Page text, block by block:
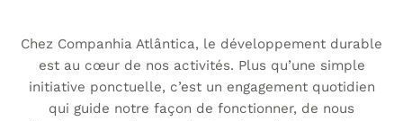
Chez Companhia Atlântica, le développement durable
est au cœur de nos activités. Plus qu’une simple
initiative ponctuelle, c’est un engagement quotidien
qui guide notre façon de fonctionner, de nous